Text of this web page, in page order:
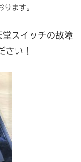
ます。
スイッチの故障
さい！